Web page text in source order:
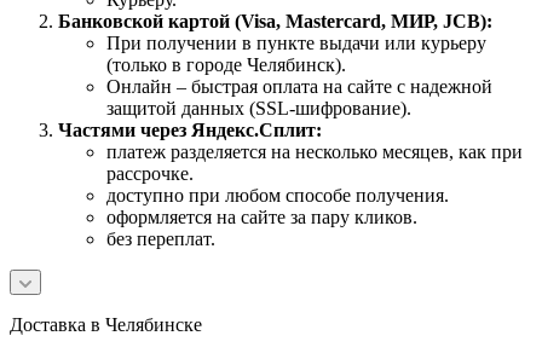
Банковской картой (Visa, Mastercard, МИР, JCB):
При получении в пункте выдачи или курьеру
(только в городе Челябинск).
Онлайн – быстрая оплата на сайте с надежной
защитой данных (SSL-шифрование).
Частями через Яндекс.Сплит:
платеж разделяется на несколько месяцев, как при
рассрочке.
доступно при любом способе получения.
оформляется на сайте за пару кликов.
без переплат.
Доставка в Челябинске